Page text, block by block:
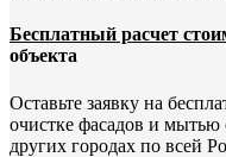
Бесплатный расчет
объекта
Оставьте заявку на
очистке фасадов и
других городах по